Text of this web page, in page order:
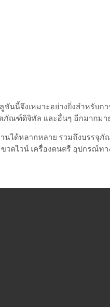
ชันนี้จึงเหมาะอย่างยิ่งสำหรับ
ภัณฑ์ดิจิทัล และอื่นๆ อีกมากมา
นได้หลากหลาย รวมถึงบรรจุ
ดไวน์ เครื่องดนตรี อุปกรณ์ท